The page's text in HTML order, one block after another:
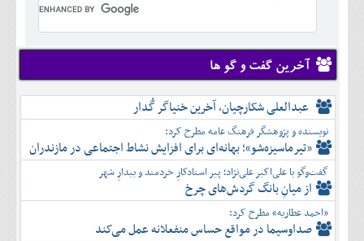
دی
بهمن
اسفند
آبان
آذر
دی
بهمن
اسفند
شهريور
مهر
آبان
آذر
دی
بهمن
اسفند
تير
مرداد
شهريور
مهر
آبان
آذر
دی
بهمن
اسفند
آخرین گفت و گو ها
عبدالعلی شکارچیان، آخرین خنیاگر گُدار
نویسنده و پژوهشگر فرهنگ عامه مطرح کرد:
«تیرماسیزه‌شو»؛ بهانه‌ای برای افزایش نشاط اجتماعی در مازندران
گفت‌وگو با علی‌اکبر علی‌نژاد؛ پیر استادکارِ خردمند و بیدارِ شهر
از میانِ بانگ گردش‌های چرخ
«احمد عطاریه» مطرح کرد:
صداوسیما در مواقع حساس منفعلانه عمل می‌کند